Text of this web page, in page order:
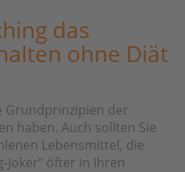
das
ohne Diät
Grundprinzipien der
haben. Auch sollten Sie
Lebensmittel, die
öfter in Ihren